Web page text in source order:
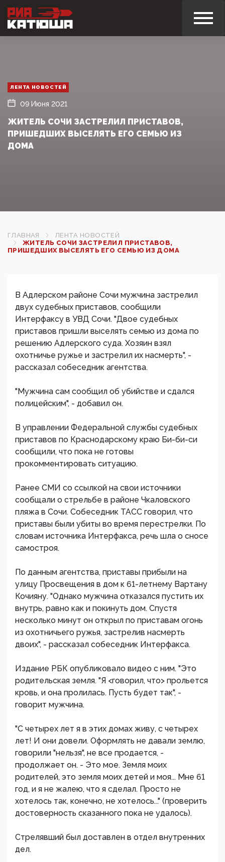
ЛЕНТА НОВОСТЕЙ
09 Июня 2021
ЖИТЕЛЬ СОЧИ ЗАСТРЕЛИЛ ПРИСТАВОВ,
ПРИШЕДШИХ ВЫСЕЛЯТЬ ЕГО СЕМЬЮ ИЗ
ДОМА
ГЛАВНАЯ
ЛЕНТА НОВОСТЕЙ
ЖИТЕЛЬ СОЧИ ЗАСТРЕЛИЛ ПРИСТАВОВ,
ПРИШЕДШИХ ВЫСЕЛЯТЬ ЕГО СЕМЬЮ ИЗ ДОМА
В Адлерском районе Сочи мужчина застрелил
двух судебных приставов, сообщили
Интерфаксу в УВД Сочи. "Двое судебных
приставов пришли выселять семью из дома по
решению Адлерского суда. Хозяин взял
охотничье ружье и застрелил их насмерть", -
рассказал собеседник агентства.
"Мужчина сам сообщил об убийстве и сдался
полицейским", - добавил он.
В управлении Федеральной службы судебных
приставов по Краснодарскому краю Би-би-си
сообщили, что пока не готовы
прокомментировать ситуацию.
Ранее СМИ со ссылкой на свои источники
сообщали о стрельбе в районе Чкаловского
пляжа в Сочи. Собеседник ТАСС говорил, что
приставы были убиты во время перестрелки. По
словам источника Интерфакса, речь шла о сносе
самостроя.
По данным агентства, приставы прибыли на
улицу Просвещения в дом к 61-летнему Вартану
Кочияну. "Однако мужчина отказался пустить их
внутрь, равно как и покинуть дом. Спустя
несколько минут он открыл по приставам огонь
из охотничьего ружья, застрелив насмерть
двоих", - рассказал собеседник Интерфакса.
Издание РБК опубликовало видео с ним. "Это
родительская земля. "Я <говорил, что> прольется
кровь, и она пролилась. Пусть будет так", -
говорит мужчина.
"С четырех лет я в этих домах живу, с четырех
лет! И они довели. Оформлять не давали землю,
говорили "нельзя", не все продается, -
продолжает он. - Это мое. Земля моих
родителей, это земля моих детей и моя... Мне 61
год, и я не жалею, что я сделал. Просто не
хотелось так, конечно, не хотелось..." (проверить
достоверность сказанного пока не удалось).
Стрелявший был доставлен в отдел внутренних
дел.